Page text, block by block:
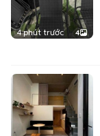
4 phút trước 4